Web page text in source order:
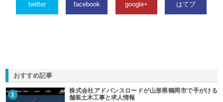
twitter facebook google+ はてブ
おすすめ記事
1
株式会社アドバンスロードが山形県鶴岡市で手がける
舗装土木工事と求人情報